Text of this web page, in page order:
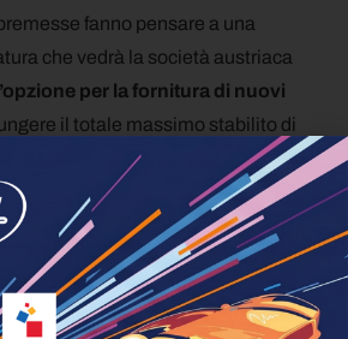
fanno pensare a una
che vedrà la società austriaca
l’opzione per la fornitura di nuovi
il totale massimo stabilito di
Solaris
Twitter LinkedIn WhatsApp